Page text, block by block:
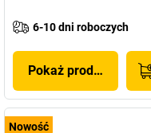
6-10 dni roboczych
Pokaż produkt
Nowość